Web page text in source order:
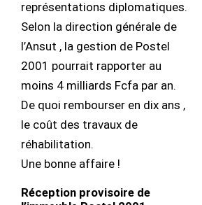
représentations diplomatiques.
Selon la direction générale de
l’Ansut , la gestion de Postel
2001 pourrait rapporter au
moins 4 milliards Fcfa par an.
De quoi rembourser en dix ans ,
le coût des travaux de
réhabilitation.
Une bonne affaire !
Réception provisoire de